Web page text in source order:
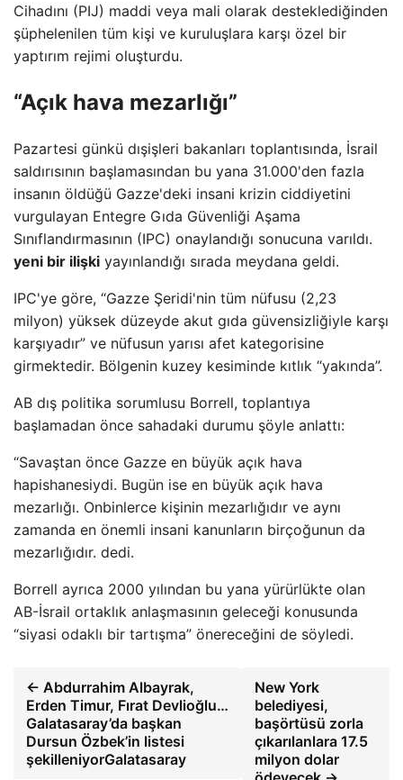
Cihadını (PIJ) maddi veya mali olarak desteklediğinden
şüphelenilen tüm kişi ve kuruluşlara karşı özel bir
yaptırım rejimi oluşturdu.
“Açık hava mezarlığı”
Pazartesi günkü dışişleri bakanları toplantısında, İsrail
saldırısının başlamasından bu yana 31.000'den fazla
insanın öldüğü Gazze'deki insani krizin ciddiyetini
vurgulayan Entegre Gıda Güvenliği Aşama
Sınıflandırmasının (IPC) onaylandığı sonucuna varıldı.
yeni bir ilişki yayınlandığı sırada meydana geldi.
IPC'ye göre, “Gazze Şeridi'nin tüm nüfusu (2,23
milyon) yüksek düzeyde akut gıda güvensizliğiyle karşı
karşıyadır” ve nüfusun yarısı afet kategorisine
girmektedir. Bölgenin kuzey kesiminde kıtlık “yakında”.
AB dış politika sorumlusu Borrell, toplantıya
başlamadan önce sahadaki durumu şöyle anlattı:
“Savaştan önce Gazze en büyük açık hava
hapishanesiydi. Bugün ise en büyük açık hava
mezarlığı. Onbinlerce kişinin mezarlığıdır ve aynı
zamanda en önemli insani kanunların birçoğunun da
mezarlığıdır. dedi.
Borrell ayrıca 2000 yılından bu yana yürürlükte olan
AB-İsrail ortaklık anlaşmasının geleceği konusunda
“siyasi odaklı bir tartışma” önereceğini de söyledi.
← Abdurrahim Albayrak,
Erden Timur, Fırat Devlioğlu…
Galatasaray’da başkan
Dursun Özbek’in listesi
şekilleniyorGalatasaray
New York
belediyesi,
başörtüsü zorla
çıkarılanlara 17.5
milyon dolar